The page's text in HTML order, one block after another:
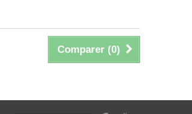
Comparer (0)